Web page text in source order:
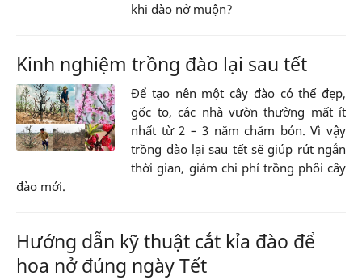
khi đào nở muộn?
Kinh nghiệm trồng đào lại sau tết
Để tạo nên một cây đào có thế đẹp,
gốc to, các nhà vườn thường mất ít
nhất từ 2 – 3 năm chăm bón. Vì vậy
trồng đào lại sau tết sẽ giúp rút ngắn
thời gian, giảm chi phí trồng phôi cây
đào mới.
Hướng dẫn kỹ thuật cắt kỉa đào để
hoa nở đúng ngày Tết